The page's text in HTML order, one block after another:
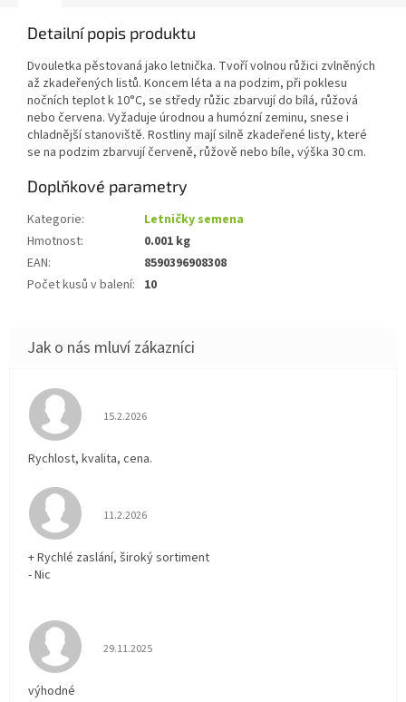
Detailní popis produktu
Dvouletka pěstovaná jako letnička. Tvoří volnou růžici zvlněných
až zkadeřených listů. Koncem léta a na podzim, při poklesu
nočních teplot k 10°C, se středy růžic zbarvují do bílá, růžová
nebo červena. Vyžaduje úrodnou a humózní zeminu, snese i
chladnější stanoviště. Rostliny mají silně zkadeřené listy, které
se na podzim zbarvují červeně, růžově nebo bíle, výška 30 cm.
Doplňkové parametry
Kategorie:
Letničky semena
Hmotnost:
0.001 kg
EAN:
8590396908308
Počet kusů v balení: 10
Hodnocení obchodu je 5 z 5 hvězdiček.
15.2.2026
Rychlost, kvalita, cena.
Hodnocení obchodu je 5 z 5 hvězdiček.
11.2.2026
+ Rychlé zaslání, široký sortiment
- Nic
Hodnocení obchodu je 5 z 5 hvězdiček.
29.11.2025
výhodné